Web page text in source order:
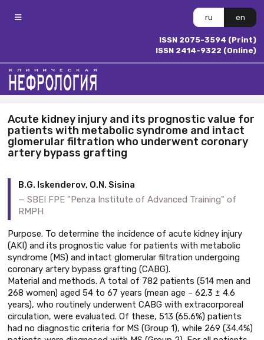
ru en
ISSN 2075-3594 (Print)
ISSN 2414-9322 (Online)
Acute kidney injury and its prognostic value for
patients with metabolic syndrome and intact
glomerular filtration who underwent coronary
artery bypass grafting
B.G. Iskenderov, O.N. Sisina
SBEI FPE "Penza Institute of Advanced Training" of
RMPH
Purpose. To determine the incidence of acute kidney injury
(AKI) and its prognostic value for patients with metabolic
syndrome (MS) and intact glomerular filtration undergoing
coronary artery bypass grafting (CABG).
Material and methods. A total of 782 patients (514 men and
268 women) aged 54 to 67 years (mean age – 62.3 ± 4.6
years), who routinely underwent CABG with extracorporeal
circulation, were evaluated. Of these, 513 (65.6%) patients
had no diagnostic criteria for MS (Group 1), while 269 (34.4%)